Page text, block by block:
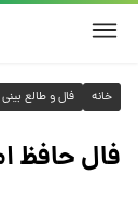
خانه فال و طالع بینی
فال حافظ امروز